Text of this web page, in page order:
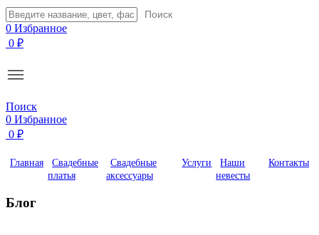
Поиск
0 Избранное
0 ₽
Поиск
0 Избранное
0 ₽
Главная
Свадебные
платья
Свадебные
аксессуары
Услуги
Наши
невесты
Контакты
Блог